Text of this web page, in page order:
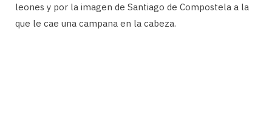
leones y por la imagen de Santiago de Compostela a la
que le cae una campana en la cabeza.